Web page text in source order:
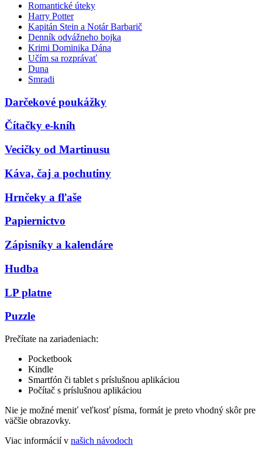
Romantické úteky
Harry Potter
Kapitán Stein a Notár Barbarič
Denník odvážneho bojka
Krimi Dominika Dána
Učím sa rozprávať
Duna
Smradi
Darčekové poukážky
Čítačky e-kníh
Vecičky od Martinusu
Káva, čaj a pochutiny
Hrnčeky a fľaše
Papiernictvo
Zápisníky a kalendáre
Hudba
LP platne
Puzzle
Prečítate na zariadeniach:
Pocketbook
Kindle
Smartfón či tablet s príslušnou aplikáciou
Počítač s príslušnou aplikáciou
Nie je možné meniť veľkosť písma, formát je preto vhodný skôr pre
väčšie obrazovky.
Viac informácií v našich návodoch